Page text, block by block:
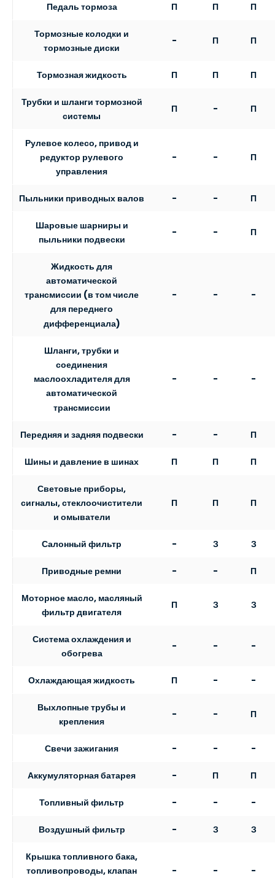
Педаль тормоза П П П
Тормозные колодки и
тормозные диски
- П П
Тормозная жидкость П П П
Трубки и шланги тормозной
системы
П - П
Рулевое колесо, привод и
редуктор рулевого
управления
- - П
Пыльники приводных валов - - П
Шаровые шарниры и
пыльники подвески
- - П
Жидкость для
автоматической
трансмиссии (в том числе
для переднего
дифференциала)
- - -
Шланги, трубки и
соединения
маслоохладителя для
автоматической
трансмиссии
- - -
Передняя и задняя подвески - - П
Шины и давление в шинах П П П
Световые приборы,
сигналы, стеклоочистители
и омыватели
П П П
Салонный фильтр - З З
Приводные ремни - - П
Моторное масло, масляный
фильтр двигателя
П З З
Система охлаждения и
обогрева
- - -
Охлаждающая жидкость П - -
Выхлопные трубы и
крепления
- - П
Свечи зажигания - - -
Аккумуляторная батарея - П П
Топливный фильтр - - -
Воздушный фильтр - З З
Крышка топливного бака,
топливопроводы, клапан
- - -